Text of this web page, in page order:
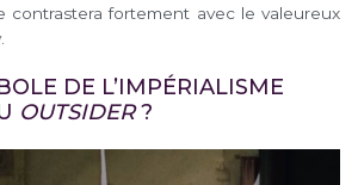
contrastera fortement avec le valeureux
DE L’IMPÉRIALISME
OUTSIDER?